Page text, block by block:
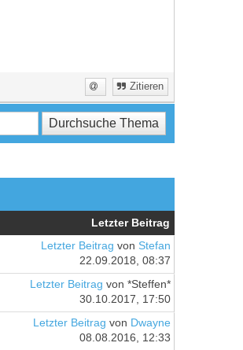
Zitieren
Letzter Beitrag
Letzter Beitrag von Stefan
22.09.2018, 08:37
Letzter Beitrag von *Steffen*
30.10.2017, 17:50
Letzter Beitrag von Dwayne
08.08.2016, 12:33